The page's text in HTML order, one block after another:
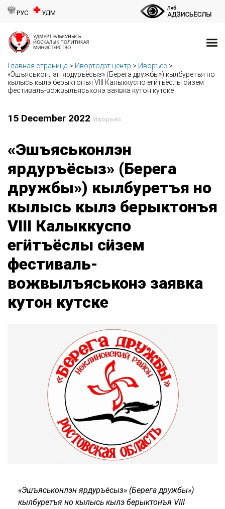
РУС УДМ
Главная страница > Ивортодэт центр > Иворъёс >
«Эшъяськонлэн ярдуръёсыз» (Берега дружбы») кылбуретъя но
кылысь кылэ берыктонъя VIII Калыккуспо егӥтъёслы сӥзем
фестиваль-вожвылъяськонэ заявка кутон кутске
15 December 2022 Иворъёс
«Эшъяськонлэн
ярдуръёсыз» (Берега
дружбы») кылбуретъя но
кылысь кылэ берыктонъя
VIII Калыккуспо
егӥтъёслы сӥзем
фестиваль-
вожвылъяськонэ заявка
кутон кутске
«Эшъяськонлэн ярдуръёсыз» (Берега дружбы»)
кылбуретъя но кылысь кылэ берыктонъя VIII